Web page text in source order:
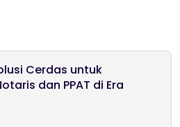
Cerdas untuk
dan PPAT di Era